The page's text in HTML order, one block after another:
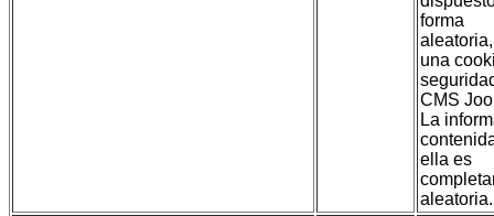
forma
una
CMS
La
ella es
aleatoria.